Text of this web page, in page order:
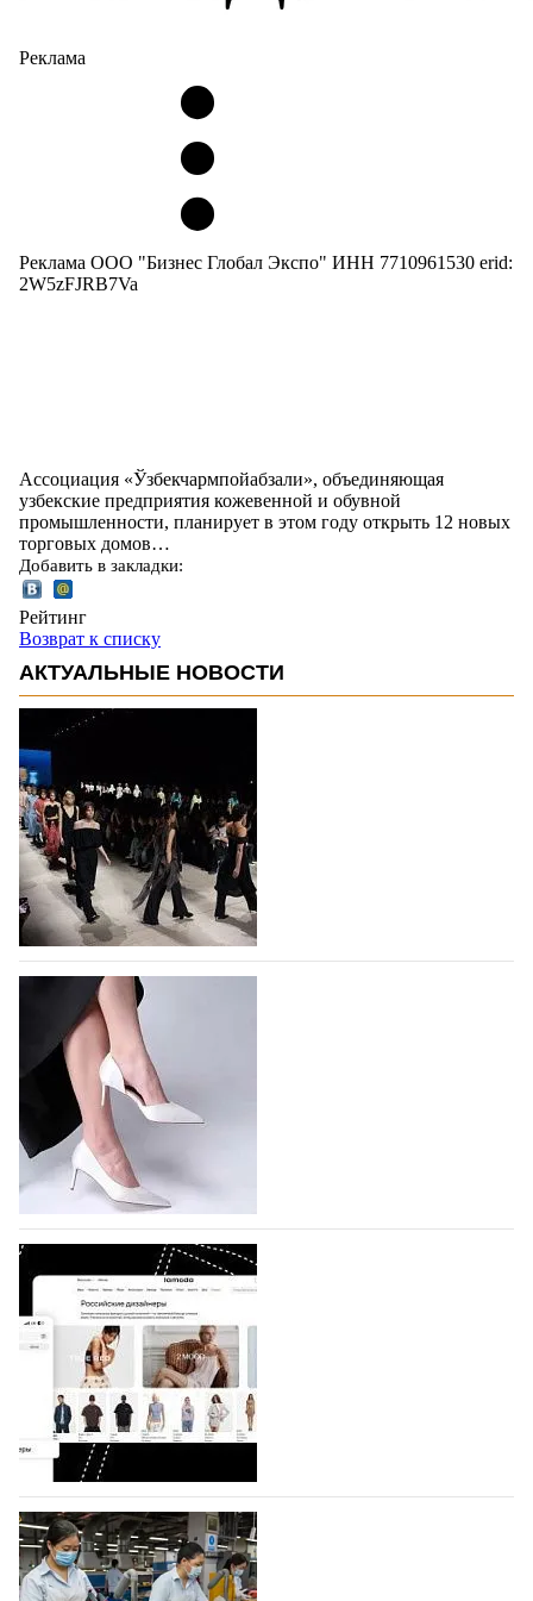
Реклама
Реклама ООО "Бизнес Глобал Экспо" ИНН 7710961530 erid:
2W5zFJRB7Va
Ассоциация «Ўзбекчармпойабзали», объединяющая
узбекские предприятия кожевенной и обувной
промышленности, планирует в этом году открыть 12 новых
торговых домов…
Добавить в закладки:
Рейтинг
Возврат к списку
АКТУАЛЬНЫЕ НОВОСТИ
На участие в Московской неделе моды
подано 1047 заявок
На участие в седьмой Московской неделе моды,
которая пройдет в российской столице с 26 сентября
по 1 октября, уже подано 1047 заявок. Примерно
половину из них (494) прислали дизайнеры,
коллекции которых не были представлены в…
07.08.2026 489
BALLINA представит свои новинки на Euro
Shoes
Компания BALLINA Guangzhou Lihuang Footwear
Co., Ltd., основанная в 2011 году и расположенная в
Гуанчжоу, столице моды Китая, является
профессиональной обувной компанией,
объединяющей разработку, производство и…
07.08.2026 345
На платформе Lamoda - новый раздел и
условия продвижения локальных
дизайнерских марок